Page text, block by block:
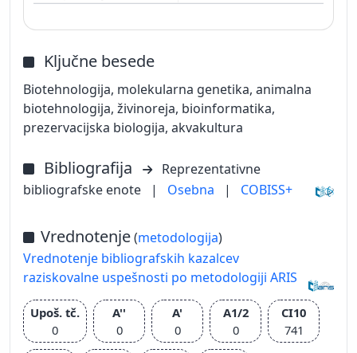
Ključne besede
Biotehnologija, molekularna genetika, animalna
biotehnologija, živinoreja, bioinformatika,
prezervacijska biologija, akvakultura
Bibliografija
Reprezentativne
bibliografske enote
| Osebna | COBISS+
Vrednotenje(metodologija)
Vrednotenje bibliografskih kazalcev
raziskovalne uspešnosti po metodologiji ARIS
Upoš. tč.
0
A''
0
A'
0
A1/2
0
CI10
741